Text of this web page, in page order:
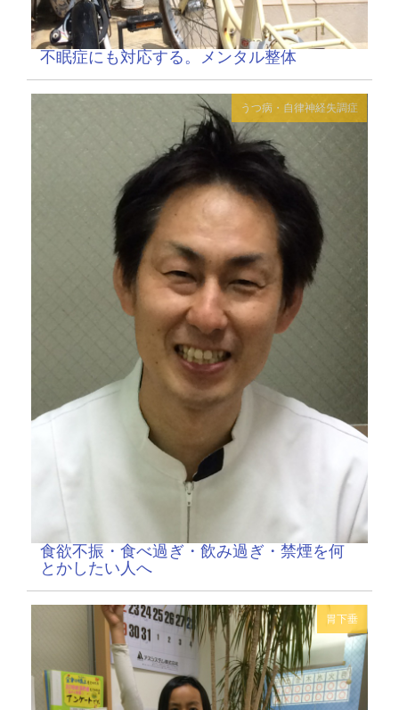
不眠症にも対応する。メンタル整体
うつ病・自律神経失調症
食欲不振・食べ過ぎ・飲み過ぎ・禁煙を何
とかしたい人へ
胃下垂